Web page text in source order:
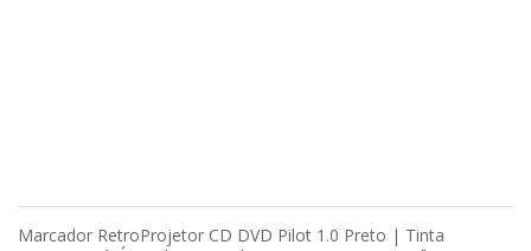
Marcador RetroProjetor CD DVD Pilot 1.0 Preto | Tinta